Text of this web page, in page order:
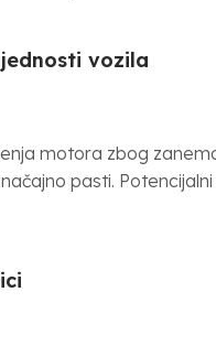
vozila
motora zbog
pasti.